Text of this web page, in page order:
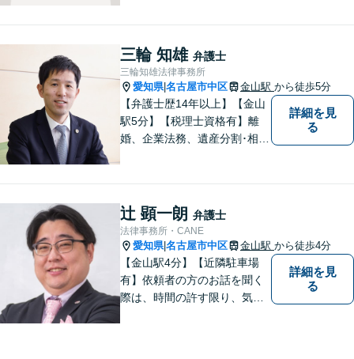
ます。誰にも話せず抱えてき
た不安を、どうぞお聞かせく
ださい。【電話・WEB相談も
対応可能】
三輪 知雄 弁護士
三輪知雄法律事務所
愛知県|名古屋市中区 金山駅 から徒歩5分
【弁護士歴14年以上】【金山
駅5分】【税理士資格有】離
婚、企業法務、遺産分割･相続
解決。【公式LINE】連絡も便
利！お気軽にご相談くださ
い！
詳細を見
る
辻 顕一朗 弁護士
法律事務所・CANE
愛知県|名古屋市中区 金山駅 から徒歩4分
【金山駅4分】【近隣駐車場
有】依頼者の方のお話を聞く
際は、時間の許す限り、気の
詳細を見
る